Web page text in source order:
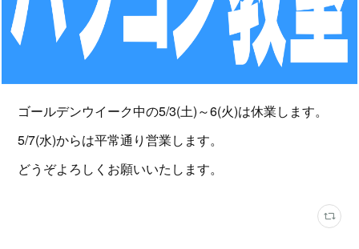
ゴールデンウイーク中の5/3(土)～6(火)は休業します。
5/7(水)からは平常通り営業します。
どうぞよろしくお願いいたします。